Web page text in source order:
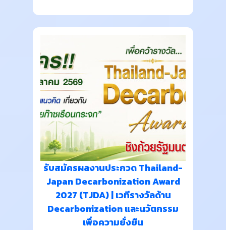
รับสมัครผลงานประกวด Thailand-
Japan Decarbonization Award
2027 (TJDA) | เวทีรางวัลด้าน
Decarbonization และนวัตกรรม
เพื่อความยั่งยืน